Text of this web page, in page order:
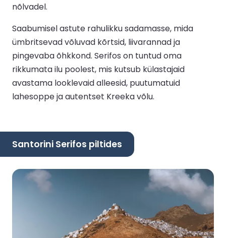
nõlvadel.
Saabumisel astute rahulikku sadamasse, mida
ümbritsevad võluvad kõrtsid, liivarannad ja
pingevaba õhkkond. Serifos on tuntud oma
rikkumata ilu poolest, mis kutsub külastajaid
avastama looklevaid alleesid, puutumatuid
lahesoppe ja autentset Kreeka võlu.
Santorini Serifos piltides